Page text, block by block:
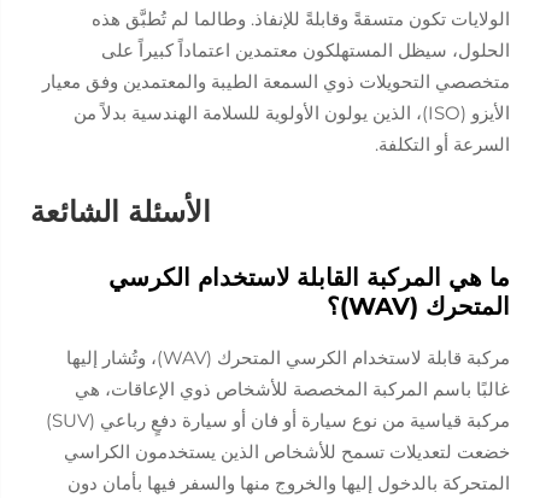
الولايات تكون متسقةً وقابلةً للإنفاذ. وطالما لم تُطبَّق هذه
الحلول، سيظل المستهلكون معتمدين اعتماداً كبيراً على
متخصصي التحويلات ذوي السمعة الطيبة والمعتمدين وفق معيار
الأيزو (ISO)، الذين يولون الأولوية للسلامة الهندسية بدلاً من
السرعة أو التكلفة.
الأسئلة الشائعة
ما هي المركبة القابلة لاستخدام الكرسي
المتحرك (WAV)؟
مركبة قابلة لاستخدام الكرسي المتحرك (WAV)، وتُشار إليها
غالبًا باسم المركبة المخصصة للأشخاص ذوي الإعاقات، هي
مركبة قياسية من نوع سيارة أو فان أو سيارة دفعٍ رباعي (SUV)
خضعت لتعديلات تسمح للأشخاص الذين يستخدمون الكراسي
المتحركة بالدخول إليها والخروج منها والسفر فيها بأمان دون